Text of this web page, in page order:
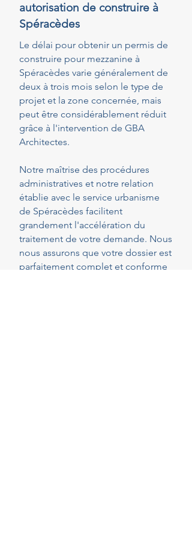
autorisation de construire à
Spéracèdes
Le délai pour obtenir un permis de
construire pour mezzanine à
Spéracèdes varie généralement de
deux à trois mois selon le type de
projet et la zone concernée, mais
peut être considérablement réduit
grâce à l'intervention de GBA
Architectes.
Notre maîtrise des procédures
administratives et notre relation
établie avec le service urbanisme
de Spéracèdes facilitent
grandement l'accélération du
traitement de votre demande. Nous
nous assurons que votre dossier est
parfaitement complet et conforme